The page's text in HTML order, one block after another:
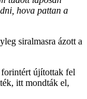
hova pattan a
siralmasra ázott a
újítottak fel
itt mondták el,